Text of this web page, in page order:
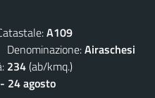
A109
Denominazione:Airaschesi
234(ab/kmq.)
24 agosto